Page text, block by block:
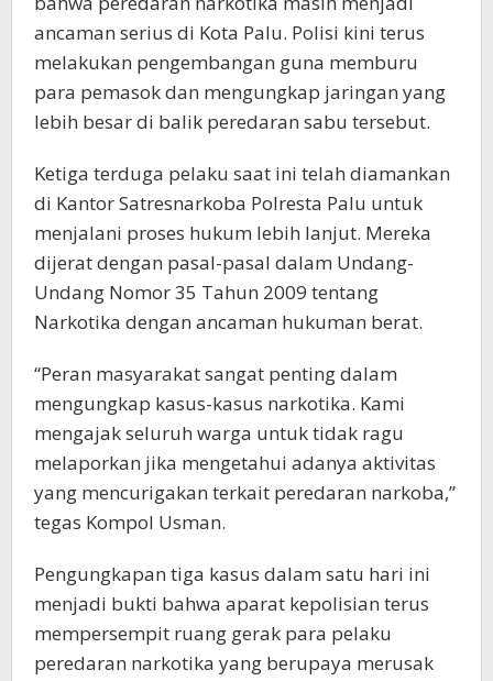
ancaman serius di Kota Palu. Polisi kini terus
melakukan pengembangan guna memburu
para pemasok dan mengungkap jaringan yang
lebih besar di balik peredaran sabu tersebut.
Ketiga terduga pelaku saat ini telah diamankan
di Kantor Satresnarkoba Polresta Palu untuk
menjalani proses hukum lebih lanjut. Mereka
dijerat dengan pasal-pasal dalam Undang-
Undang Nomor 35 Tahun 2009 tentang
Narkotika dengan ancaman hukuman berat.
“Peran masyarakat sangat penting dalam
mengungkap kasus-kasus narkotika. Kami
mengajak seluruh warga untuk tidak ragu
melaporkan jika mengetahui adanya aktivitas
yang mencurigakan terkait peredaran narkoba,”
tegas Kompol Usman.
Pengungkapan tiga kasus dalam satu hari ini
menjadi bukti bahwa aparat kepolisian terus
mempersempit ruang gerak para pelaku
peredaran narkotika yang berupaya merusak